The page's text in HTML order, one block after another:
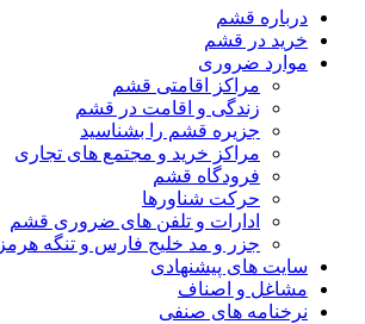
درباره قشم
خرید در قشم
موارد ضروری
مراکز اقامتی قشم
زندگی و اقامت در قشم
جزیره قشم را بشناسید
مراکز خرید و مجتمع های تجاری
فرودگاه قشم
حرکت شناورها
ادارات و تلفن های ضروری قشم
جزر و مد خلیج فارس و تنگه هرمز
سایت های پیشنهادی
مشاغل و اصناف
نرخنامه های صنفی